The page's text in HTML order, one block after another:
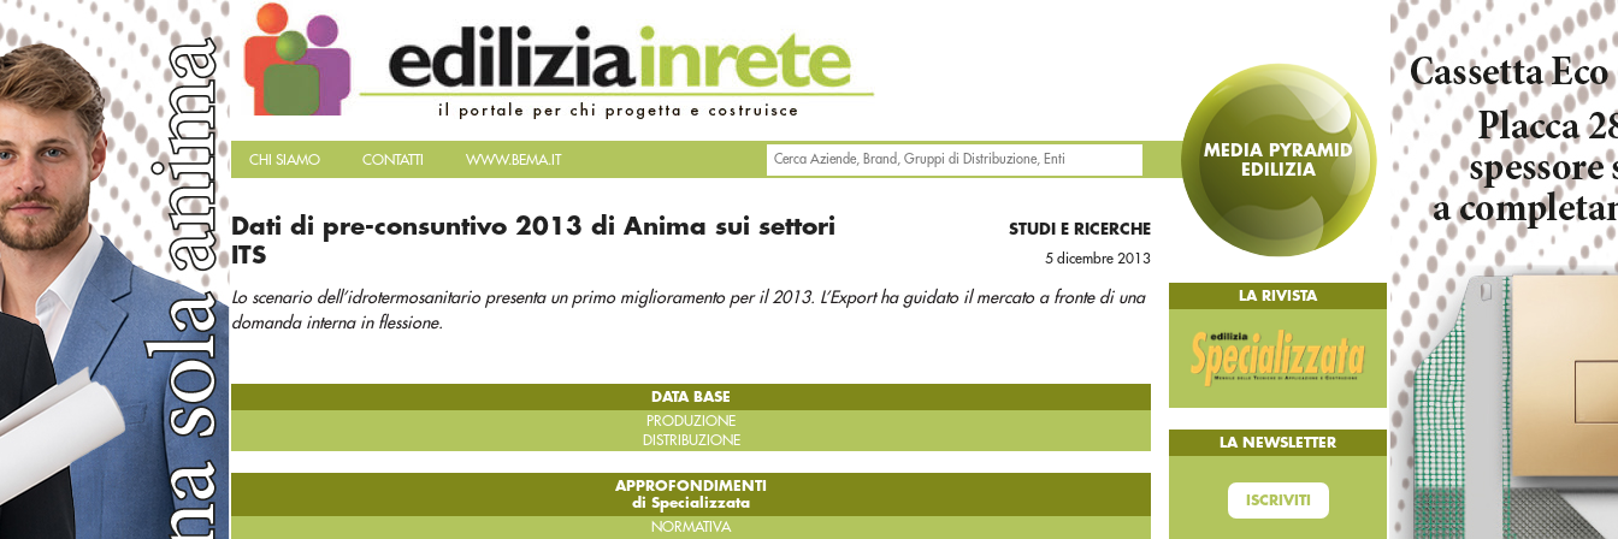
CHI SIAMO CONTATTI WWW.BEMA.IT
MEDIA PYRAMID
EDILIZIA
STUDI E RICERCHE
5 dicembre 2013
Dati di pre-consuntivo 2013 di Anima sui settori
ITS
Lo scenario dell’idrotermosanitario presenta un primo miglioramento per il 2013. L’Export ha guidato il mercato a fronte di una
domanda interna in flessione.
DATA BASE
PRODUZIONE
DISTRIBUZIONE
APPROFONDIMENTI
di Specializzata
NORMATIVA
LA RIVISTA
LA NEWSLETTER
ISCRIVITI